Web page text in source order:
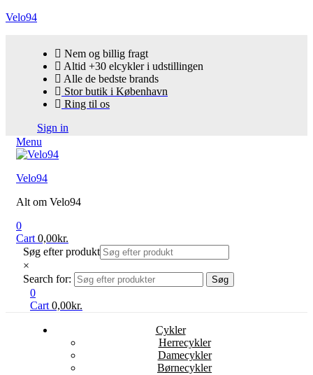
Velo94
Nem og billig fragt
Altid +30 elcykler i udstillingen
Alle de bedste brands
Stor butik i København
Ring til os
Sign in
Menu
Velo94
Alt om Velo94
0
Cart 0,00kr.
Søg efter produkt
×
Search for:
Søg
0
Cart 0,00kr.
Cykler
Herrecykler
Damecykler
Børnecykler